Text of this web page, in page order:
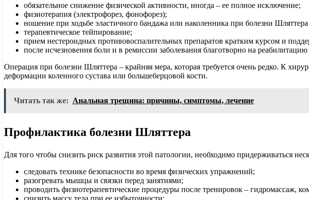
обязательное снижение физической активности, иногда – ее полное исключение;
физиотерапия (электрофорез, фонофорез);
ношение при ходьбе эластичного бандажа или наколенника при болезни
терапевтическое тейпирование;
прием нестероидных противовоспалительных препаратов кратким курсом и
после исчезновения боли и в ремиссии заболевания благотворно на реабилитацию
Операция при болезни Шляттера – крайняя мера, которая требуется очень редко. К
деформации коленного сустава или большеберцовой кости.
Читать так же: Анальная трещина: причины, симптомы, лечение
Профилактика болезни Шляттера
Для того чтобы снизить риск развития этой патологии, необходимо придерживаться
следовать технике безопасности во время физических упражнений;
разогревать мышцы и связки перед занятиями;
проводить физиотерапевтические процедуры после тренировок – гидромассаж,
снизить массу тела при ее избыточности;